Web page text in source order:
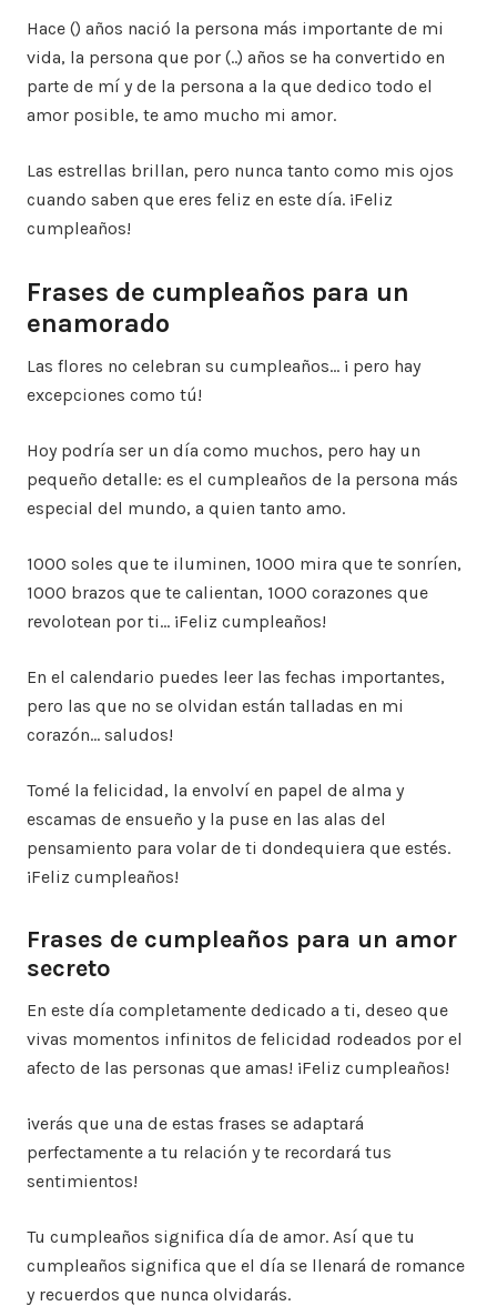
Hace () años nació la persona más importante de mi
vida, la persona que por (..) años se ha convertido en
parte de mí y de la persona a la que dedico todo el
amor posible, te amo mucho mi amor.
Las estrellas brillan, pero nunca tanto como mis ojos
cuando saben que eres feliz en este día. ¡Feliz
cumpleaños!
Frases de cumpleaños para un
enamorado
Las flores no celebran su cumpleaños… ¡ pero hay
excepciones como tú!
Hoy podría ser un día como muchos, pero hay un
pequeño detalle: es el cumpleaños de la persona más
especial del mundo, a quien tanto amo.
1000 soles que te iluminen, 1000 mira que te sonríen,
1000 brazos que te calientan, 1000 corazones que
revolotean por ti… ¡Feliz cumpleaños!
En el calendario puedes leer las fechas importantes,
pero las que no se olvidan están talladas en mi
corazón… saludos!
Tomé la felicidad, la envolví en papel de alma y
escamas de ensueño y la puse en las alas del
pensamiento para volar de ti dondequiera que estés.
¡Feliz cumpleaños!
Frases de cumpleaños para un amor
secreto
En este día completamente dedicado a ti, deseo que
vivas momentos infinitos de felicidad rodeados por el
afecto de las personas que amas! ¡Feliz cumpleaños!
¡verás que una de estas frases se adaptará
perfectamente a tu relación y te recordará tus
sentimientos!
Tu cumpleaños significa día de amor. Así que tu
cumpleaños significa que el día se llenará de romance
y recuerdos que nunca olvidarás.